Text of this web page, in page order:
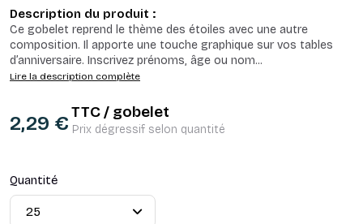
Description du produit :
Ce gobelet reprend le thème des étoiles avec une autre
composition. Il apporte une touche graphique sur vos tables
d’anniversaire. Inscrivez prénoms, âge ou nom...
Lire la description complète
2,29 €
TTC / gobelet
Prix dégressif selon quantité
Quantité